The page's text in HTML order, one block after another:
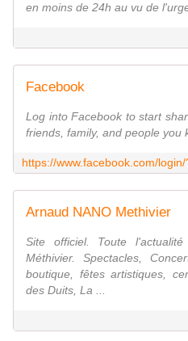
en moins de 24h au vu de
Facebook
Log into Facebook to start
friends, family, and people you
Arnaud NANO Methivier
Site officiel. Toute
Méthivier. Spectacles,
boutique, fêtes artistiques,
des Duits, La ...